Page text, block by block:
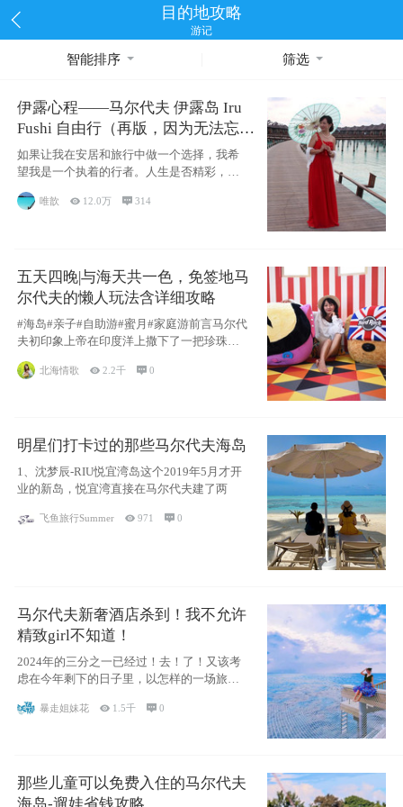
目的地攻略
游记
智能排序 筛选
伊露心程——马尔代夫 伊露岛 Iru
Fushi 自由行（再版，因为无法忘却
的留恋）
如果让我在安居和旅行中做一个选择，我希
望我是一个执着的行者。人生是否精彩，都
源于自己
唯歆  12.0万  314
五天四晚|与海天共一色，免签地马
尔代夫的懒人玩法含详细攻略
#海岛#亲子#自助游#蜜月#家庭游前言马尔代
夫初印象上帝在印度洋上撒下了一把珍珠，
北海情歌 2.2千 0
明星们打卡过的那些马尔代夫海岛
1、沈梦辰-RIU悦宜湾岛这个2019年5月才开
业的新岛，悦宜湾直接在马尔代夫建了两
飞鱼旅行Summer 971 0
马尔代夫新奢酒店杀到！我不允许
精致girl不知道！
2024年的三分之一已经过！去！了！又该考
虑在今年剩下的日子里，以怎样的一场旅行
暴走姐妹花  1.5千 0
那些儿童可以免费入住的马尔代夫